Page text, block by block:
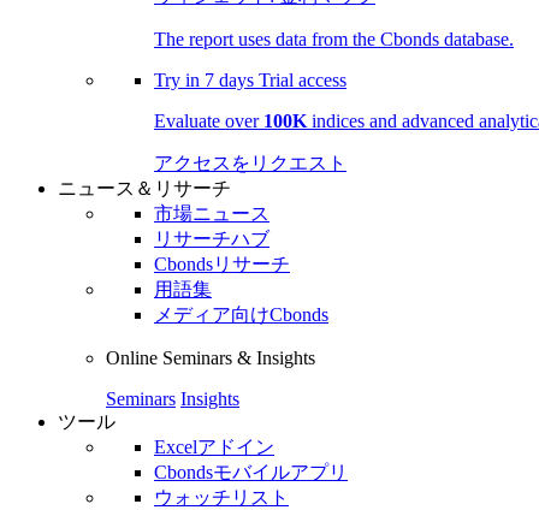
The report uses data from the Cbonds database.
Try in 7 days Trial access
Evaluate over 100K indices and advanced
アクセスをリクエスト
ニュース＆リサーチ
市場ニュース
リサーチハブ
Cbondsリサーチ
用語集
メディア向けCbonds
Online Seminars & Insights
Seminars Insights
ツール
Excelアドイン
Cbondsモバイルアプリ
ウォッチリスト